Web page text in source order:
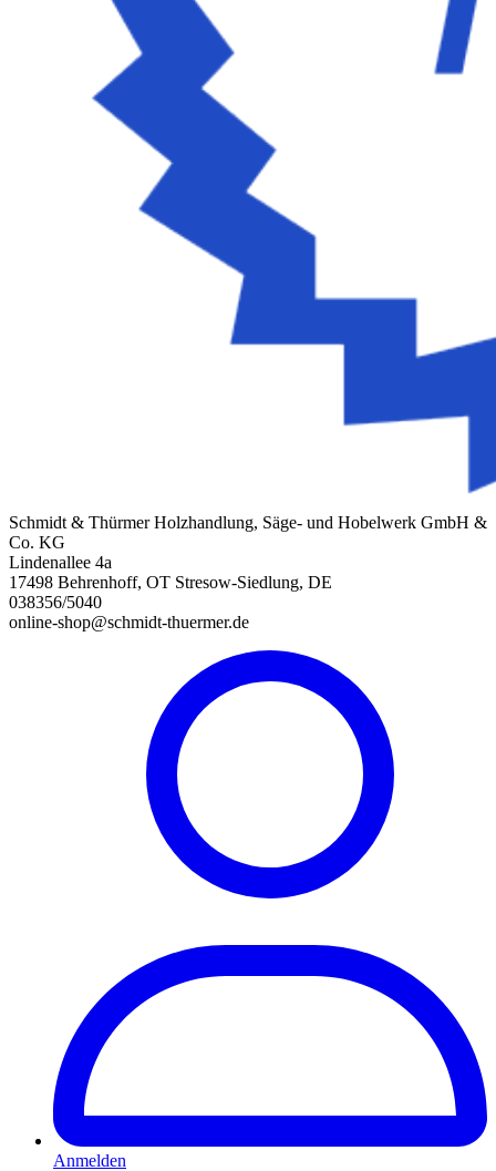
Schmidt & Thürmer Holzhandlung, Säge- und Hobelwerk GmbH &
Co. KG
Lindenallee 4a
17498 Behrenhoff, OT Stresow-Siedlung, DE
038356/5040
online-shop@schmidt-thuermer.de
Anmelden